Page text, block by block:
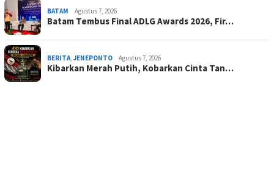
BATAM Agustus 7, 2026
Batam Tembus Final ADLG Awards 2026, Fir…
BERITA, JENEPONTO Agustus 7, 2026
Kibarkan Merah Putih, Kobarkan Cinta Tan…